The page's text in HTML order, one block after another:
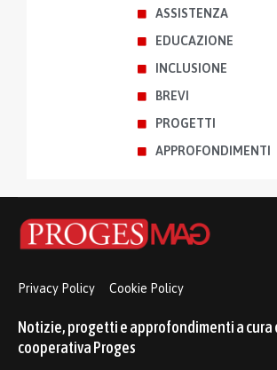
ASSISTENZA
EDUCAZIONE
INCLUSIONE
BREVI
PROGETTI
APPROFONDIMENTI
Privacy Policy Cookie Policy
Notizie, progetti e approfondimenti a cura
cooperativa Proges